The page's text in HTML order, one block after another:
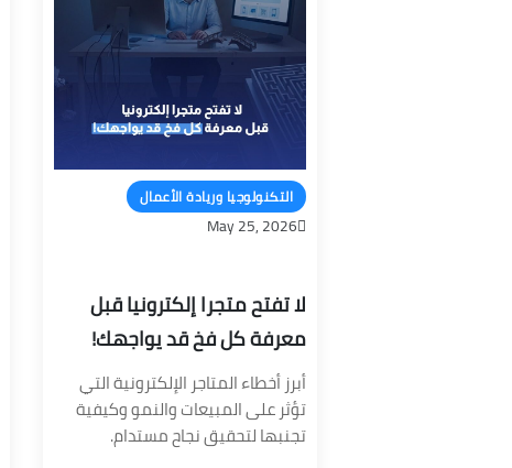
التكنولوجيا وريادة الأعمال
May 25, 2026
لا تفتح متجرا إلكترونيا قبل
معرفة كل فخ قد يواجهك!
أبرز أخطاء المتاجر الإلكترونية التي
تؤثر على المبيعات والنمو وكيفية
تجنبها لتحقيق نجاح مستدام.